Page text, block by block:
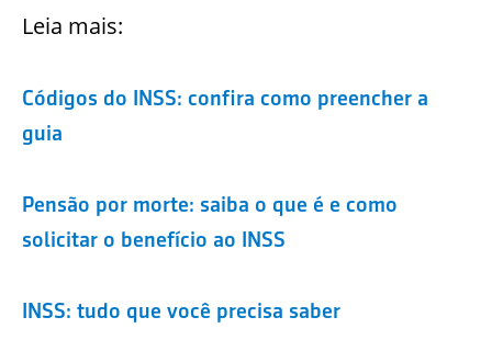
Leia mais:
Códigos do INSS: confira como preencher a
guia
Pensão por morte: saiba o que é e como
solicitar o benefício ao INSS
INSS: tudo que você precisa saber